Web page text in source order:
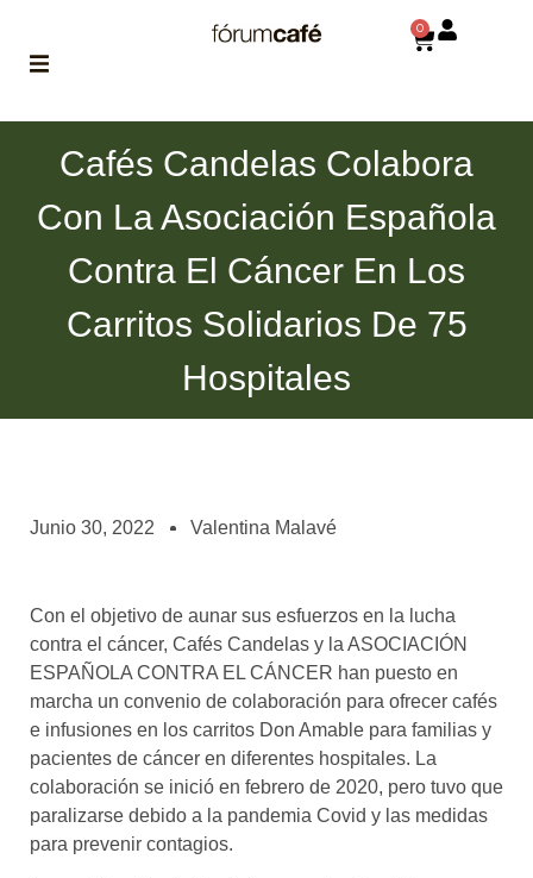
de fórum
brújula
asociados
el café siempre tiene
algo nuevo que
enseñarnos
BOLSA DE TRABAJO
¡te imaginas vivir de tu pasión
por el café?
CONTACTO
¡queremos saber
0
Cafés Candelas Colabora
Con La Asociación Española
Contra El Cáncer En Los
Carritos Solidarios De 75
Hospitales
Junio 30, 2022 Valentina Malavé
Con el objetivo de aunar sus esfuerzos en la lucha
contra el cáncer, Cafés Candelas y la ASOCIACIÓN
ESPAÑOLA CONTRA EL CÁNCER han puesto en
marcha un convenio de colaboración para ofrecer cafés
e infusiones en los carritos Don Amable para familias y
pacientes de cáncer en diferentes hospitales. La
colaboración se inició en febrero de 2020, pero tuvo que
paralizarse debido a la pandemia Covid y las medidas
para prevenir contagios.